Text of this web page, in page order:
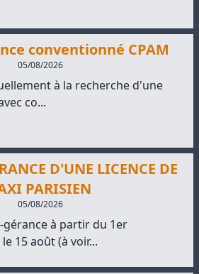
conventionné CPAM
05/08/2026
à la recherche d'une
co...
D'UNE LICENCE DE
PARISIEN
05/08/2026
gérance à partir du 1er
15 août (à voir...